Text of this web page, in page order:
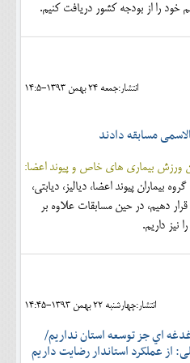
را از بودجه كشور دريافت كنيم.
انتشار:جمعه 24 بهمن 1393-14:5
مسابقه دادند
ورزش بیماری های خاص و پیوند اعضا:
بیماران پیوند اعضا، دیالیز، دیابتی،
دهیم، در حین مسابقات علاوه بر
داریم.
انتشار:چهارشنبه 22 بهمن 1393-14:45
اي جز توسعه استان نداريم/
از عملکرد استاندار رضایت داریم